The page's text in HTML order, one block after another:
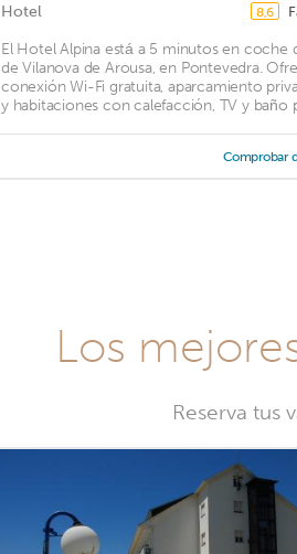
Hotel 8,6
El Hotel Alpina está a 5 minutos en coche
de Vilanova de Arousa, en Pontevedra.
conexión Wi-Fi gratuita, aparcamiento
y habitaciones con calefacción, TV y baño
Comprobar
Los
Reserva tus